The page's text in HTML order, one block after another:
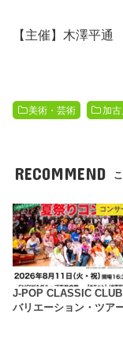
【主催】木澤平通
美術・芸術 加
RECOMMEND
コンサ
J-POP CLASSIC
バリエーション・ツア